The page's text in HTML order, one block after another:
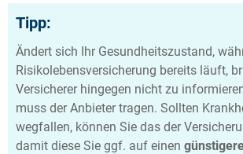
Tipp:
Ändert sich Ihr Gesundheitszustand,
Risikolebensversicherung bereits läuft,
Versicherer hingegen nicht zu
muss der Anbieter tragen. Sollten
wegfallen, können Sie das der
damit diese Sie ggf. auf einen